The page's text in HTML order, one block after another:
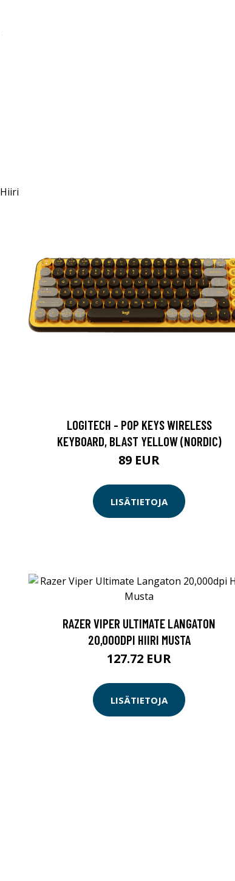
LOGITECH - POP KEYS WIRELESS
KEYBOARD, BLAST YELLOW (NORDIC)
89 EUR
LISÄTIETOJA
RAZER VIPER ULTIMATE LANGATON
20,000DPI HIIRI MUSTA
127.72 EUR
LISÄTIETOJA